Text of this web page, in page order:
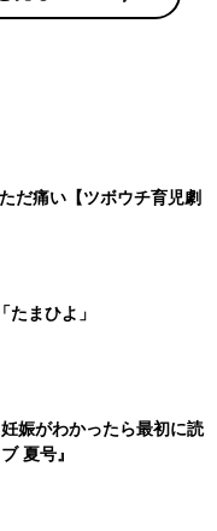
だ痛い【ツボウチ育児劇
まひよ」
娠がわかったら最初に読
夏号』